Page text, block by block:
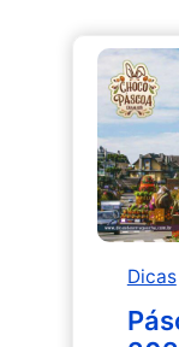
Dicas